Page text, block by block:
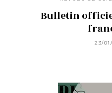
Bulletin
23/